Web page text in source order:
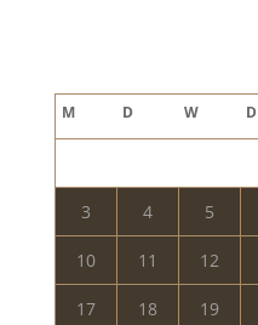
M D W D
3 4 5
10 11 12
17 18 19